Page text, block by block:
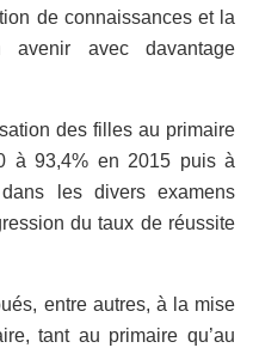
de connaissances et la
avenir avec davantage
des filles au primaire
à 93,4% en 2015 puis à
les divers examens
du taux de réussite
entre autres, à la mise
tant au primaire qu’au